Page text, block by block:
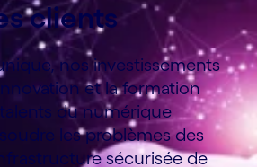
clients
nos investissements
et la formation
du numérique
les problèmes des
sécurisée de